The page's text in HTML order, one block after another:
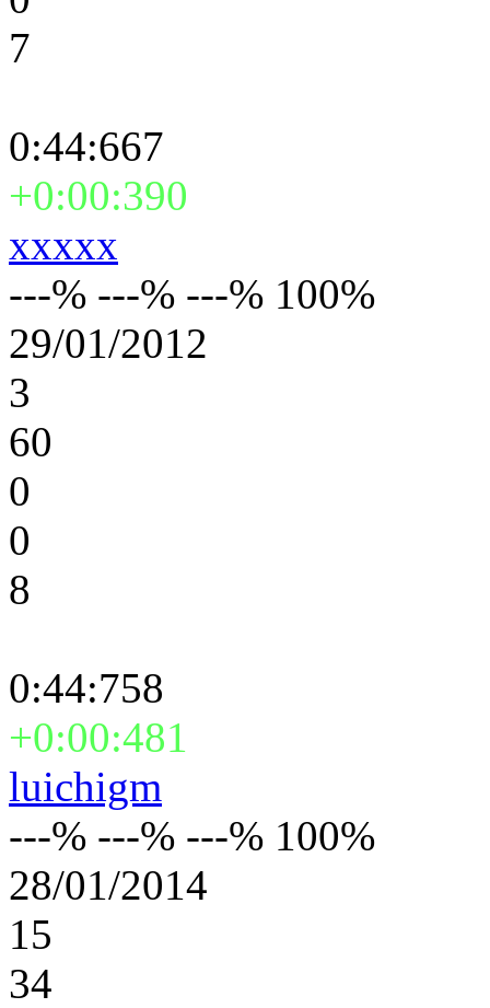
7
0:44:667
+0:00:390
xxxxx
---% ---% ---% 100%
29/01/2012
3
60
0
0
8
0:44:758
+0:00:481
luichigm
---% ---% ---% 100%
28/01/2014
15
34